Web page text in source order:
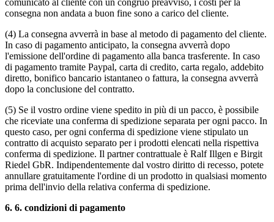
consegna non andata a buon fine sono a carico del cliente.
(4) La consegna avverrà in base al metodo di pagamento del cliente.
In caso di pagamento anticipato, la consegna avverrà dopo
l'emissione dell'ordine di pagamento alla banca trasferente. In caso
di pagamento tramite Paypal, carta di credito, carta regalo, addebito
diretto, bonifico bancario istantaneo o fattura, la consegna avverrà
dopo la conclusione del contratto.
(5) Se il vostro ordine viene spedito in più di un pacco, è possibile
che riceviate una conferma di spedizione separata per ogni pacco. In
questo caso, per ogni conferma di spedizione viene stipulato un
contratto di acquisto separato per i prodotti elencati nella rispettiva
conferma di spedizione. Il partner contrattuale è Ralf Illgen e Birgit
Riedel GbR. Indipendentemente dal vostro diritto di recesso, potete
annullare gratuitamente l'ordine di un prodotto in qualsiasi momento
prima dell'invio della relativa conferma di spedizione.
6. 6. condizioni di pagamento